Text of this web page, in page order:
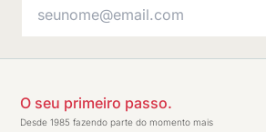
O seu primeiro passo.
Desde 1985 fazendo parte do momento mais